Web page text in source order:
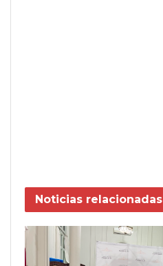
Noticias relacionadas